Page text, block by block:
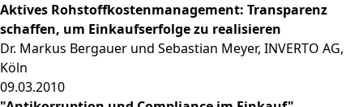
Aktives Rohstoffkostenmanagement: Transparenz
schaffen, um Einkaufserfolge zu realisieren
Dr. Markus Bergauer und Sebastian Meyer, INVERTO AG,
Köln
09.03.2010